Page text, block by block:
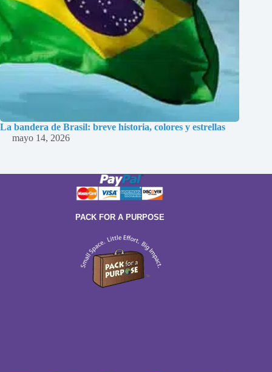
La bandera de Brasil: breve historia, colores y estrellas
mayo 14, 2026
PACK FOR A PURPOSE